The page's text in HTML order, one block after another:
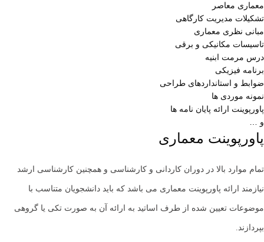
معماری معاصر
تشکیلات مدیریت کارگاهی
مبانی نظری معماری
تاسیسات مکانیکی و برقی
درس مرمت ابنیه
برنامه فیزیکی
ضوابط و استانداردهای طراحی
نمونه موردی ها
پاورپوینت ارائه پایان نامه ها
و …
پاورپوینت معماری‌
تمام موارد بالا در دوران کاردانی و کارشناسی و همچنین کارشناسی ارشد
نیازمند ارائه پاورپوینت معماری می باشد که باید دانشجویان متناسب با
موضوعات تعیین شده از طرف اساتید به ارائه آن به صورت تکی یا گروهی
بپردازند.